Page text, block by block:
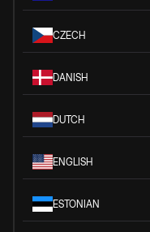
CZECH
DANISH
DUTCH
ENGLISH
ESTONIAN